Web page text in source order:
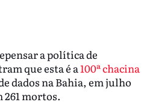
a política de
que esta é a100ª chacina
dados na Bahia, em julho
261 mortos.